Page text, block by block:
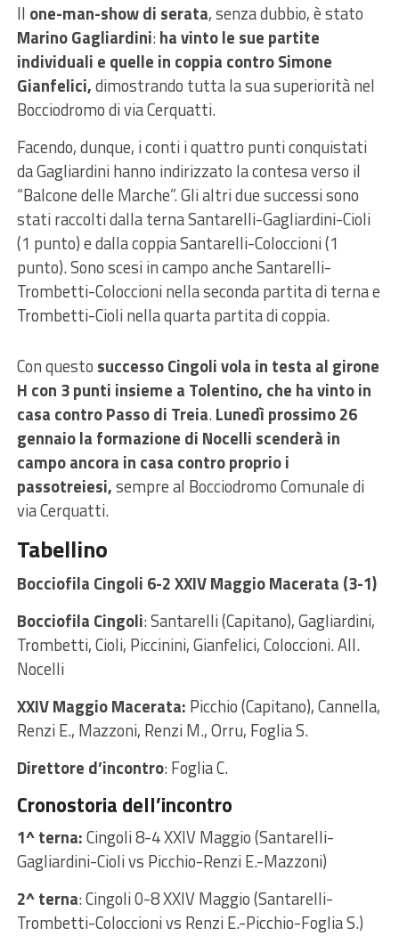
Il one-man-show di serata, senza dubbio, è stato
Marino Gagliardini:ha vinto le sue partite
individuali e quelle in coppia contro Simone
Gianfelici,dimostrando tutta la sua superiorità nel
Bocciodromo di via Cerquatti.
Facendo, dunque, iconti i quattro punti conquistati
da Gagliardini hanno indirizzato la contesa verso il
“Balcone delle Marche”.Gli altri due successi sono
stati raccolti dallaterna Santarelli-Gagliardini-Cioli
(1 punto)e dalla coppia Santarelli-Coloccioni(1
punto). Sono scesi in campo ancheSantarelli-
Trombetti-Coloccioninella seconda partita di terna e
Trombetti-Ciolinella quarta partita di coppia.
Con questo successo Cingoli vola in testa al girone
H con 3 punti insieme a Tolentino, che ha vinto in
casa contro Passo di Treia.Lunedì prossimo 26
gennaiola formazione di Nocelli scenderà in
campo ancora in casa contro proprio i
passotreiesi,sempre al Bocciodromo Comunale di
via Cerquatti.
Tabellino
Bocciofila Cingoli 6-2 XXIV Maggio Macerata (3-1)
Bocciofila Cingoli: Santarelli (Capitano), Gagliardini,
Trombetti, Cioli, Piccinini, Gianfelici, Coloccioni. All.
Nocelli
XXIV Maggio Macerata: Picchio (Capitano), Cannella,
Renzi E., Mazzoni, Renzi M., Orru, Foglia S.
Direttore d’incontro: Foglia C.
Cronostoria dell’incontro
1^ terna:Cingoli 8-4 XXIV Maggio (Santarelli-
Gagliardini-Cioli vs Picchio-Renzi E.-Mazzoni)
2^ terna: Cingoli 0-8 XXIV Maggio (Santarelli-
Trombetti-Coloccioni vs Renzi E.-Picchio-Foglia S.)